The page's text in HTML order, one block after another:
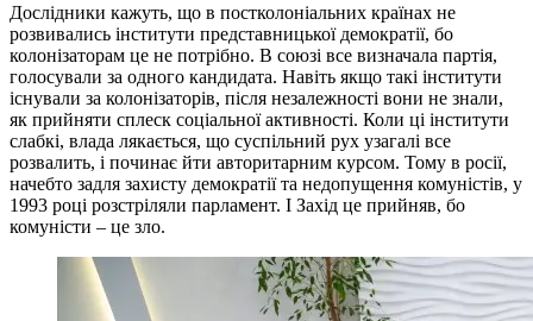
Дослідники кажуть, що в постколоніальних країнах не
розвивались інститути представницької демократії, бо
колонізаторам це не потрібно. В союзі все визначала партія,
голосували за одного кандидата. Навіть якщо такі інститути
існували за колонізаторів, після незалежності вони не знали,
як прийняти сплеск соціальної активності. Коли ці інститути
слабкі, влада лякається, що суспільний рух узагалі все
розвалить, і починає йти авторитарним курсом. Тому в росії,
начебто задля захисту демократії та недопущення комуністів, у
1993 році розстріляли парламент. І Захід це прийняв, бо
комуністи – це зло.